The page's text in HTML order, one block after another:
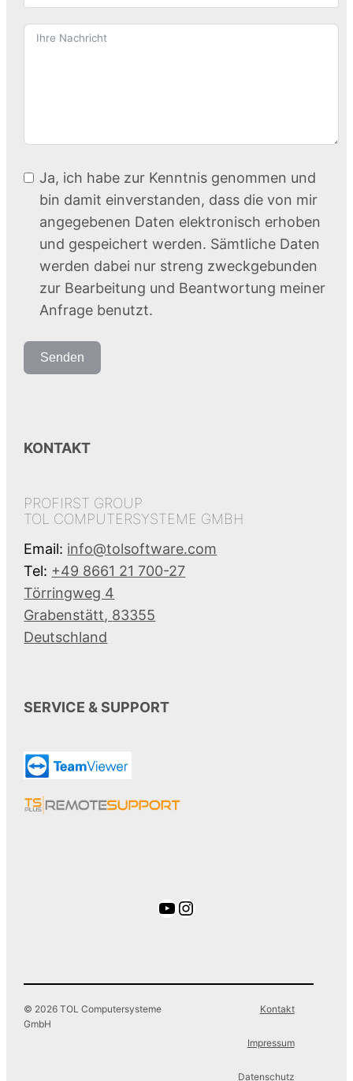
Ja, ich habe zur Kenntnis genommen und
bin damit einverstanden, dass die von mir
angegebenen Daten elektronisch erhoben
und gespeichert werden. Sämtliche Daten
werden dabei nur streng zweckgebunden
zur Bearbeitung und Beantwortung meiner
Anfrage benutzt.
Senden
KONTAKT
PROFIRST GROUP
TOL COMPUTERSYSTEME GMBH
Email: info@tolsoftware.com
Tel: +49 8661 21 700-27
Törringweg 4
Grabenstätt, 83355
Deutschland
SERVICE & SUPPORT
YouTube
Instagram
© 2026 TOL Computersysteme
GmbH
Kontakt
Impressum
Datenschutz